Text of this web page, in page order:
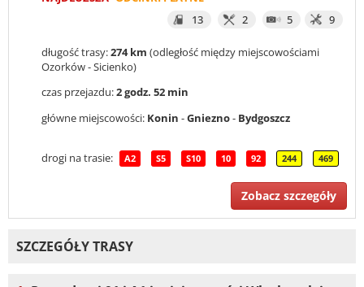
13
2 5 9
długość trasy:274 km (odległość między miejscowościami
Ozorków - Sicienko)
czas przejazdu:2 godz. 52 min
główne miejscowości: Konin -Gniezno- Bydgoszcz
drogi na trasie: A2 S5 S10 10 92 244 469
Zobacz szczegóły
SZCZEGÓŁY TRASY